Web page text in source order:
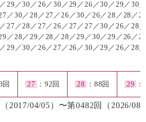
29／30／26／30／29／26／30／29／30
／30／28／27／26／30／26／28／28／
27／28／27／26／27／27／30／26／28
／28／29／28／28／29／30／29／26／
29／30／26／27／26／30／29／26／28
回 27 ：92回 28 ：88回 29
2017/04/05）〜第0482回（2026/08/